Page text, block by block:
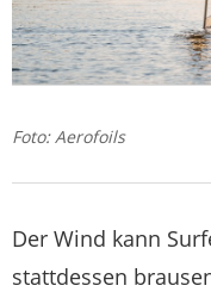
Foto: Aerofoils
Der Wind kann
stattdessen